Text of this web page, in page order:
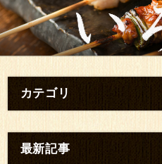
カテゴリ
最新記事